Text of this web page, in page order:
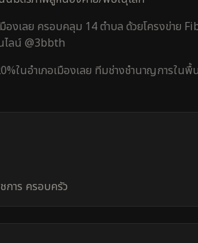
องเลย ครอบคลุม 14 ตำบล ด้วยโครงข่าย
ลน์ @3bbth
ในอำเภอเมืองเลย ทีมช่างชำนาญการในพื้
การ ครอบครัว